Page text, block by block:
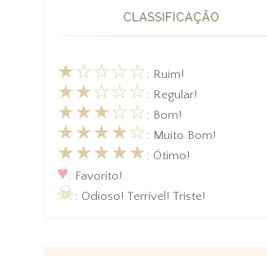
CLASSIFICAÇÃO
★☆☆☆☆: Ruim!
★★☆☆☆: Regular!
★★★☆☆: Bom!
★★★★☆: Muito Bom!
★★★★★: Ótimo!
♥: Favorito!
☠: Odioso! Terrível! Triste!